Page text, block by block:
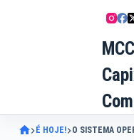
É HOJE! O SISTEMA